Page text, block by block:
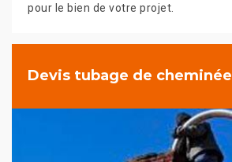
pour le bien de votre projet.
Devis tubage de cheminée